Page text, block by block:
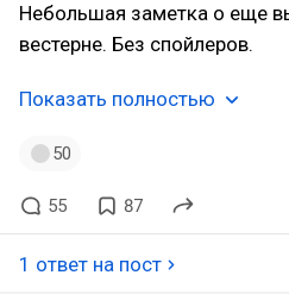
Небольшая заметка о еще
вестерне. Без спойлеров.
Показать полностью
50
55 87
1 ответ на пост